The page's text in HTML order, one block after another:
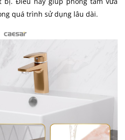
quá trình sử dụng lâu dài.